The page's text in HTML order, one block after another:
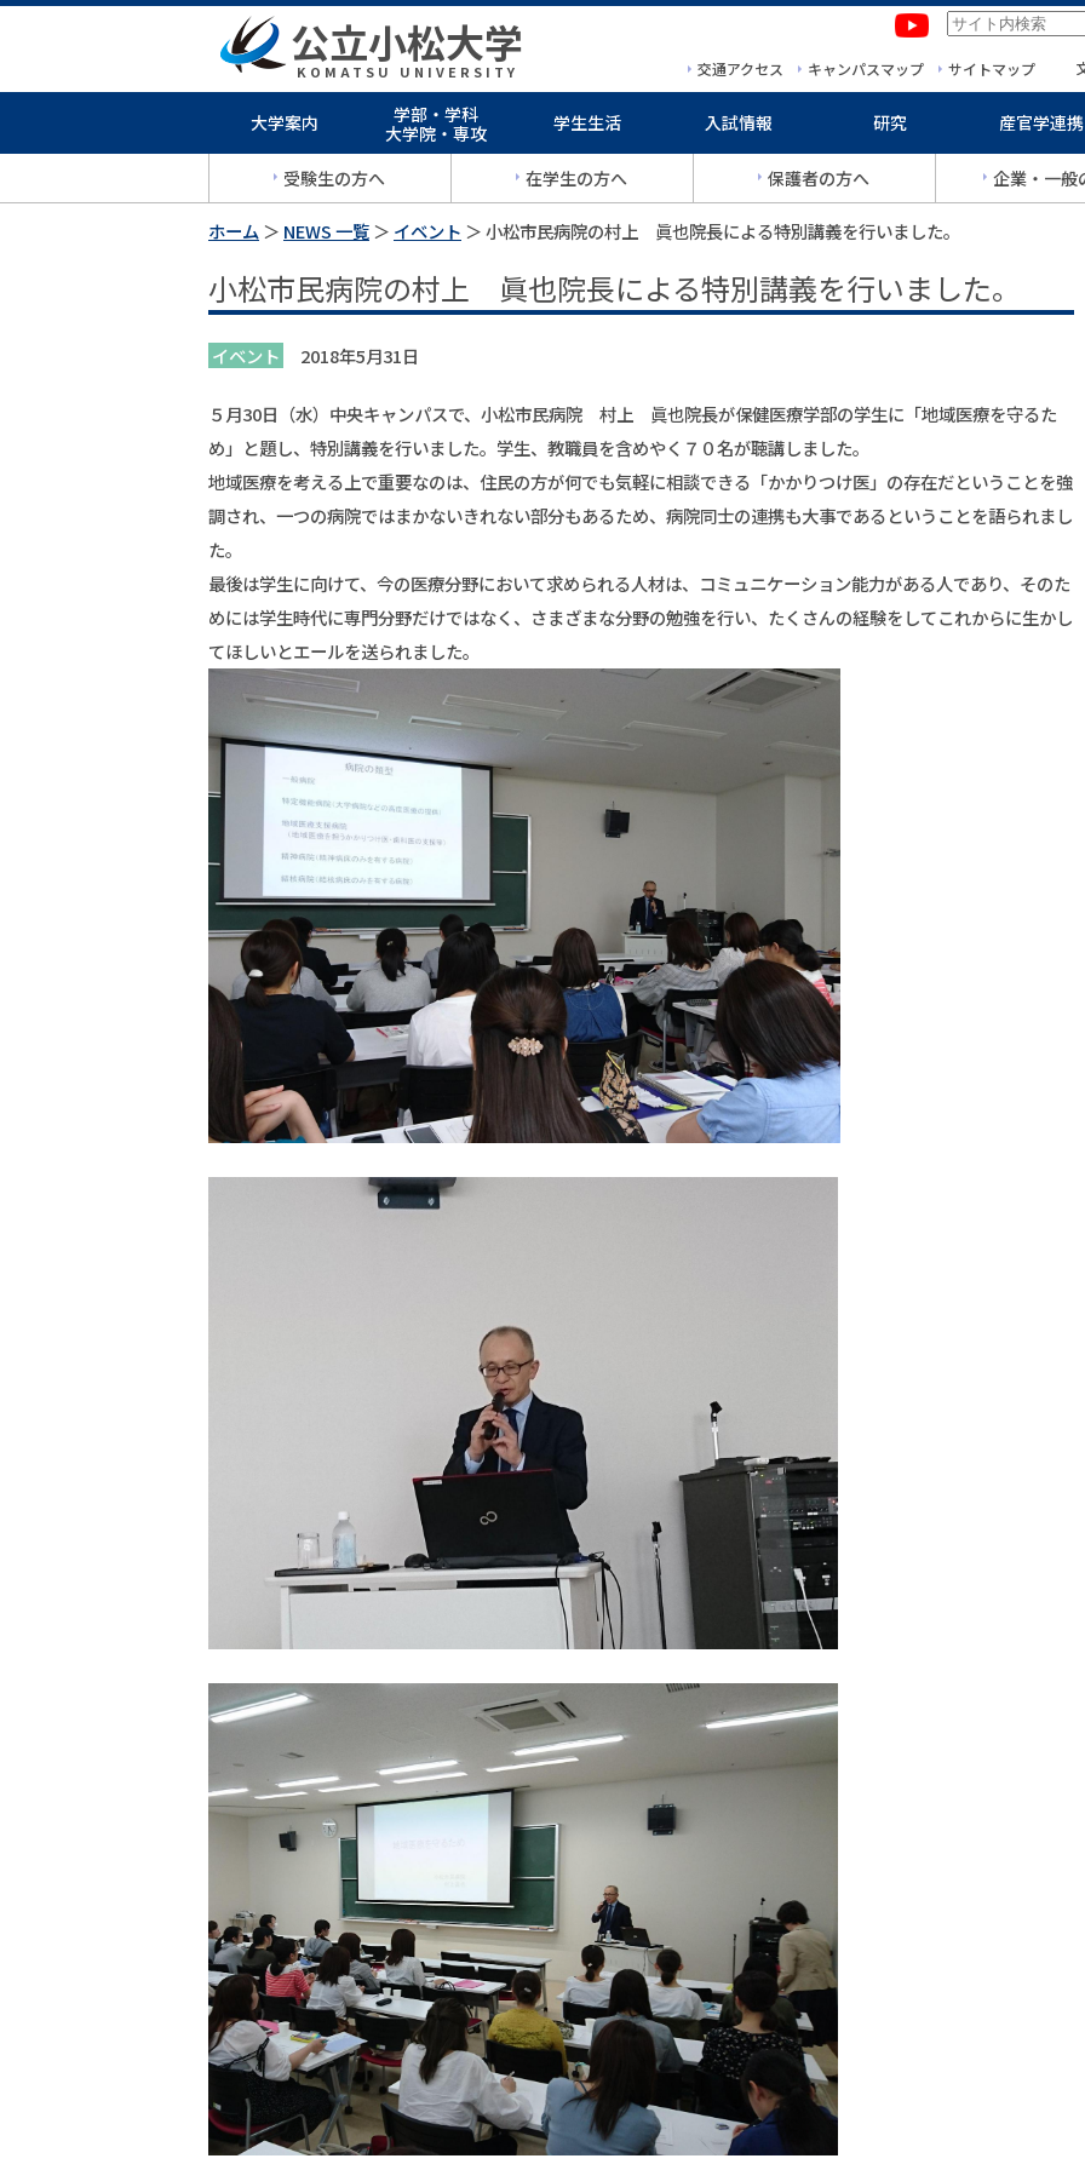
公立小松大学
KOMATSU UNIVERSITY 交通アクセス キャンパスマップ サイトマップ
大学案内
学部・学科
大学院・専攻
学生生活 入試情報 研究 産官学連携
受験生の方へ 在学生の方へ 保護者の方へ 企業・一般
ホーム ＞ NEWS 一覧 ＞ イベント ＞ 小松市民病院の村上 眞也院長による特別講義を行いました。
小松市民病院の村上 眞也院長による特別講義を行いました。
イベント 2018年5月31日
５月30日（水）中央キャンパスで、小松市民病院 村上 眞也院長が保健医療学部の学生に「地域医療を守るた
め」と題し、特別講義を行いました。学生、教職員を含めやく７０名が聴講しました。
地域医療を考える上で重要なのは、住民の方が何でも気軽に相談できる「かかりつけ医」の存在だということを強
調され、一つの病院ではまかないきれない部分もあるため、病院同士の連携も大事であるということを語られまし
た。
最後は学生に向けて、今の医療分野において求められる人材は、コミュニケーション能力がある人であり、そのた
めには学生時代に専門分野だけではなく、さまざまな分野の勉強を行い、たくさんの経験をしてこれからに生かし
てほしいとエールを送られました。